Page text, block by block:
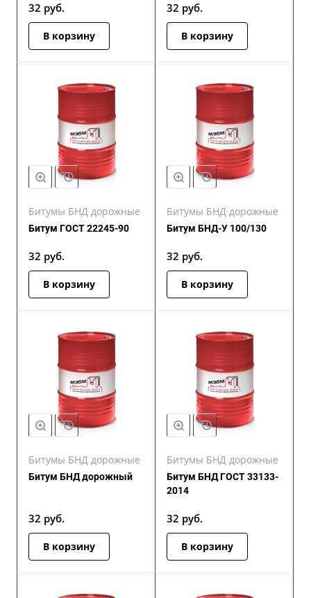
32 руб.
В корзину
32 руб.
В корзину
Битумы БНД дорожные
Битум ГОСТ 22245-90
32 руб.
В корзину
Битумы БНД дорожные
Битум БНД-У 100/130
32 руб.
В корзину
Битумы БНД дорожные
Битум БНД дорожный
32 руб.
В корзину
Битумы БНД дорожные
Битум БНД ГОСТ 33133-
2014
32 руб.
В корзину